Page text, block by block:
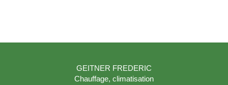
GEITNER FREDERIC
Chauffage, climatisation